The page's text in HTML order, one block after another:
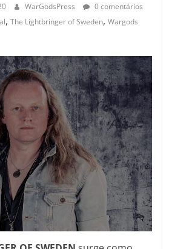
WarGodsPress
0 comentários
,The Lightbringer of Sweden,Wargods